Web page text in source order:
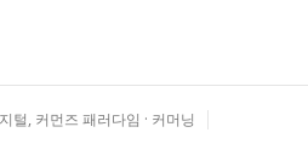
털, 커먼즈 패러다임 · 커머닝